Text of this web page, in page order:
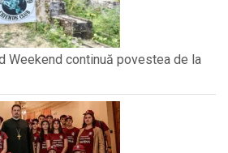
Weekend continuă povestea de la